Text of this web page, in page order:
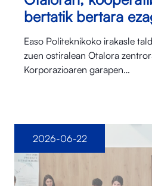
bertatik bertara
Easo Politeknikoko irakasle
zuen ostiralean Otalora⁠
Korporazioaren garapen…
2026-06-22